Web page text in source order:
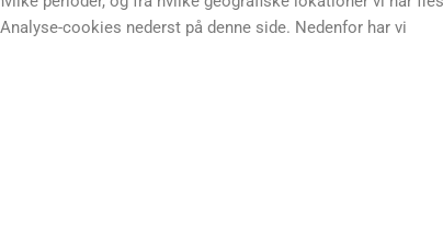
cookies nederst på denne side. Nedenfor har vi